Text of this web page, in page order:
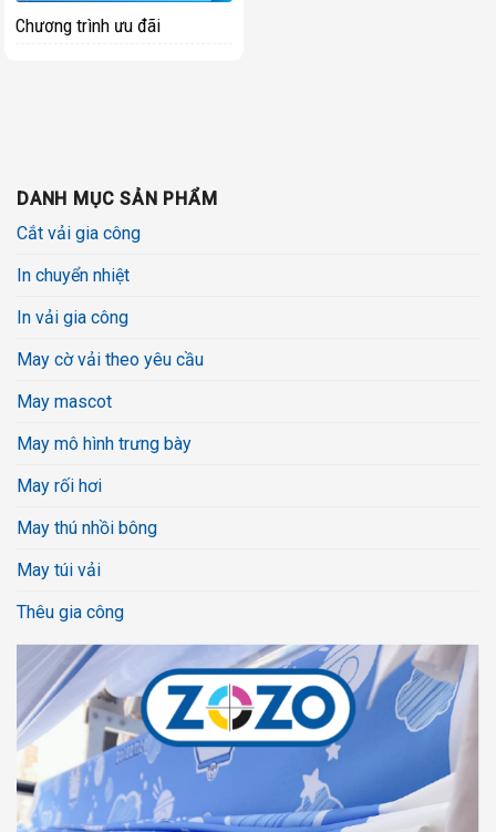
Chương trình ưu đãi
DANH MỤC SẢN PHẨM
Cắt vải gia công
In chuyển nhiệt
In vải gia công
May cờ vải theo yêu cầu
May mascot
May mô hình trưng bày
May rối hơi
May thú nhồi bông
May túi vải
Thêu gia công